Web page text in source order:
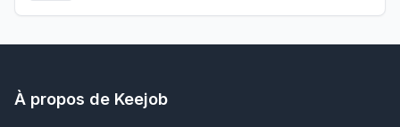
À propos de Keejob